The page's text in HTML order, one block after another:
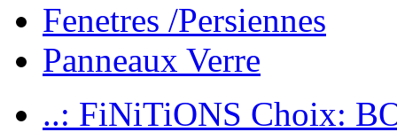
Fenetres /Persiennes
Panneaux Verre
..: FiNiTiONS Choix: